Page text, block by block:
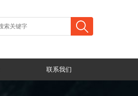
联系我们